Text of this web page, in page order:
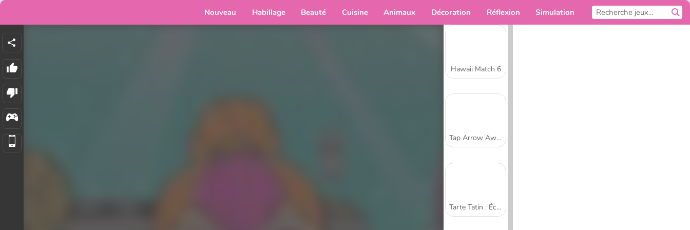
Nouveau Habillage Beauté Cuisine Animaux Décoration Réflexion Simulation
Hawaii Match 6
Tap Arrow Away
Tarte Tatin : École de cuisine de Sara